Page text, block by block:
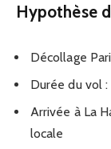
Hypothèse
Décollage
Durée du vol :
Arrivée à La
locale